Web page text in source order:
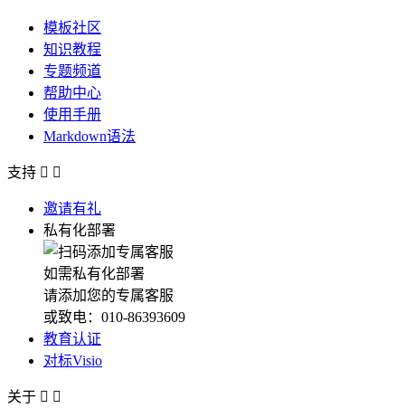
模板社区
知识教程
专题频道
帮助中心
使用手册
Markdown语法
支持  
邀请有礼
私有化部署
如需私有化部署
请添加您的专属客服
或致电：010-86393609
教育认证
对标Visio
关于  